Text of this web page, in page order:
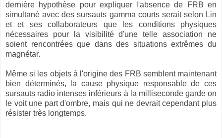
dernière hypothèse pour expliquer l'absence de FRB en
simultané avec des sursauts gamma courts serait selon Lin
et et ses collaborateurs que les conditions physiques
nécessaires pour la visibilité d'une telle association ne
soient rencontrées que dans des situations extrêmes du
magnétar.
Même si les objets à l'origine des FRB semblent maintenant
bien déterminés, la cause physique responsable de ces
sursauts radio intenses inférieurs à la milliseconde garde on
le voit une part d'ombre, mais qui ne devrait cependant plus
résister très longtemps.